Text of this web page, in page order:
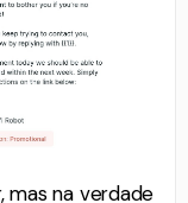
mas na verdade